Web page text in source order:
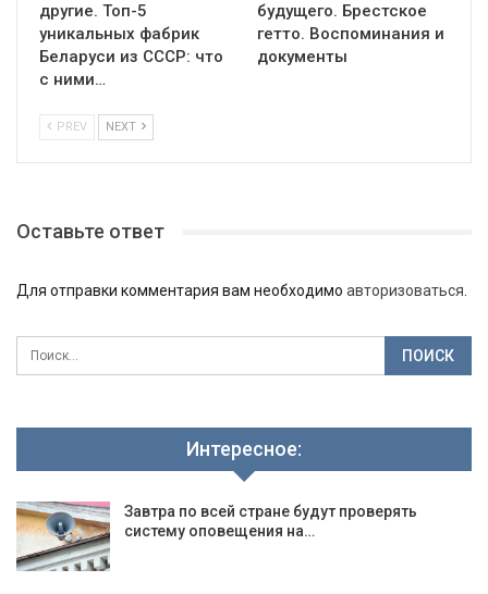
другие. Топ-5
уникальных фабрик
Беларуси из СССР: что
с ними…
будущего. Брестское
гетто. Воспоминания и
документы
PREV NEXT
Оставьте ответ
Для отправки комментария вам необходимо авторизоваться.
Интересное:
Завтра по всей стране будут проверять
систему оповещения на…